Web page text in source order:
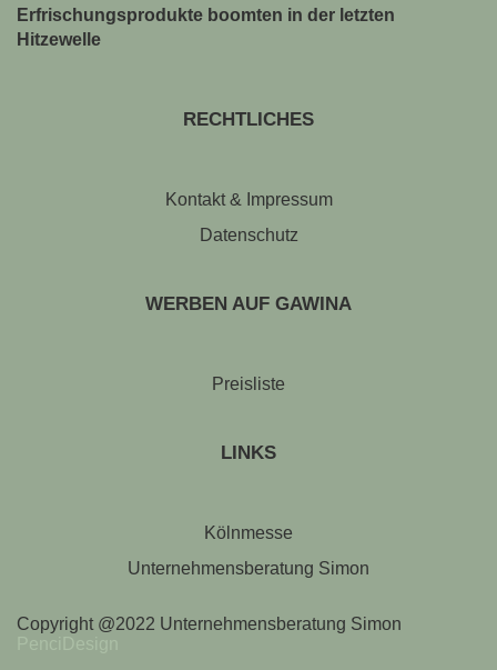
Erfrischungsprodukte boomten in der letzten
Hitzewelle
RECHTLICHES
Kontakt & Impressum
Datenschutz
WERBEN AUF GAWINA
Preisliste
LINKS
Kölnmesse
Unternehmensberatung Simon
Copyright @2022 Unternehmensberatung Simon